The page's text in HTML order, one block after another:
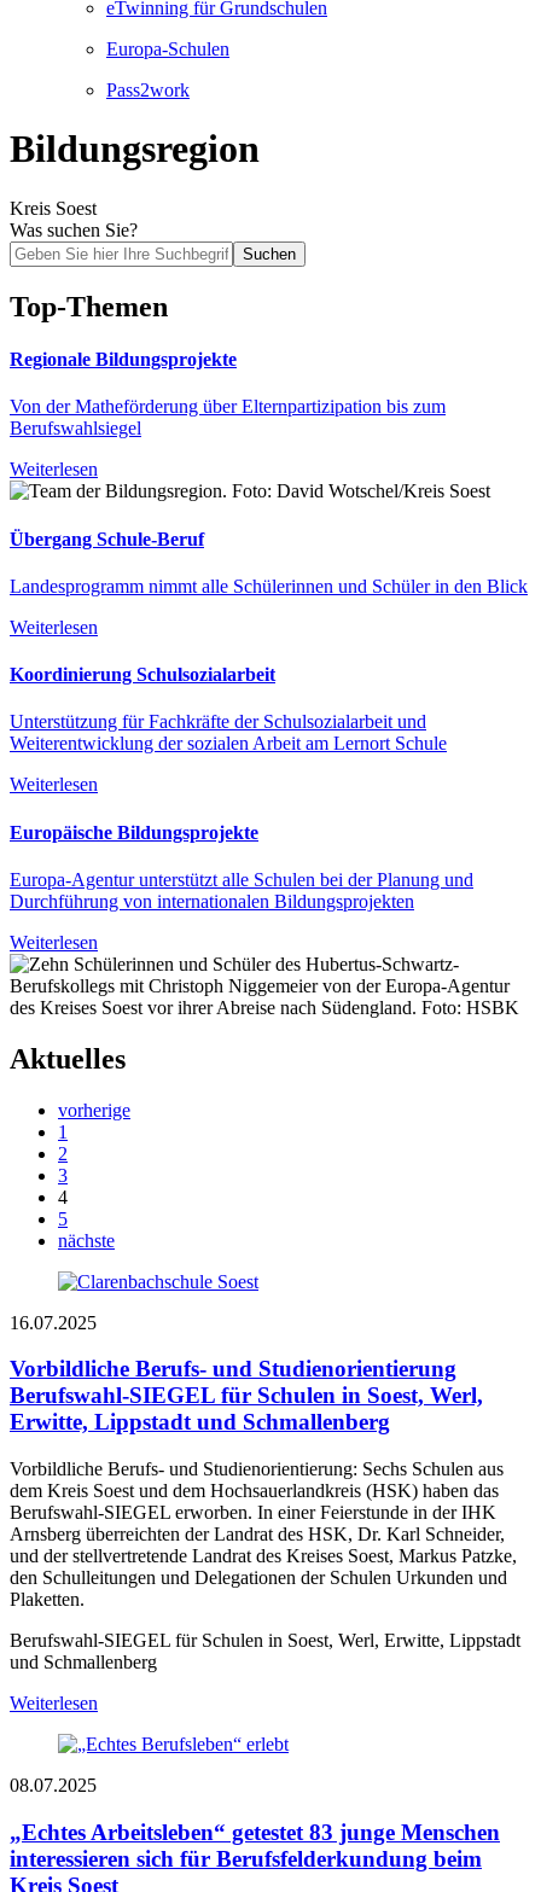
eTwinning für Grundschulen
Europa-Schulen
Pass2work
Bildungsregion
Kreis Soest
Was suchen Sie?
Suchen
Top-Themen
Regionale Bildungsprojekte
Von der Matheförderung über Elternpartizipation bis zum
Berufswahlsiegel
Weiterlesen
Übergang Schule-Beruf
Landesprogramm nimmt alle Schülerinnen und Schüler in den Blick
Weiterlesen
Koordinierung Schulsozialarbeit
Unterstützung für Fachkräfte der Schulsozialarbeit und
Weiterentwicklung der sozialen Arbeit am Lernort Schule
Weiterlesen
Europäische Bildungsprojekte
Europa-Agentur unterstützt alle Schulen bei der Planung und
Durchführung von internationalen Bildungsprojekten
Weiterlesen
Aktuelles
vorherige
1
2
3
4
5
nächste
16.07.2025
Vorbildliche Berufs- und Studienorientierung
Berufswahl-SIEGEL für Schulen in Soest, Werl,
Erwitte, Lippstadt und Schmallenberg
Vorbildliche Berufs- und Studienorientierung: Sechs Schulen aus
dem Kreis Soest und dem Hochsauerlandkreis (HSK) haben das
Berufswahl-SIEGEL erworben. In einer Feierstunde in der IHK
Arnsberg überreichten der Landrat des HSK, Dr. Karl Schneider,
und der stellvertretende Landrat des Kreises Soest, Markus Patzke,
den Schulleitungen und Delegationen der Schulen Urkunden und
Plaketten.
Berufswahl-SIEGEL für Schulen in Soest, Werl, Erwitte, Lippstadt
und Schmallenberg
Weiterlesen
08.07.2025
„Echtes Arbeitsleben“ getestet 83 junge Menschen
interessieren sich für Berufsfelderkundung beim
Kreis Soest